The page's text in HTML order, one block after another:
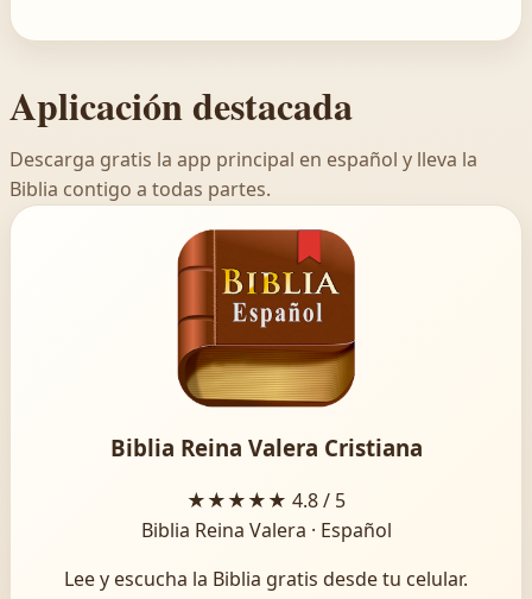
Aplicación destacada
Descarga gratis la app principal en español y lleva la
Biblia contigo a todas partes.
Biblia Reina Valera Cristiana
★★★★★ 4.8 / 5
Biblia Reina Valera · Español
Lee y escucha la Biblia gratis desde tu celular.